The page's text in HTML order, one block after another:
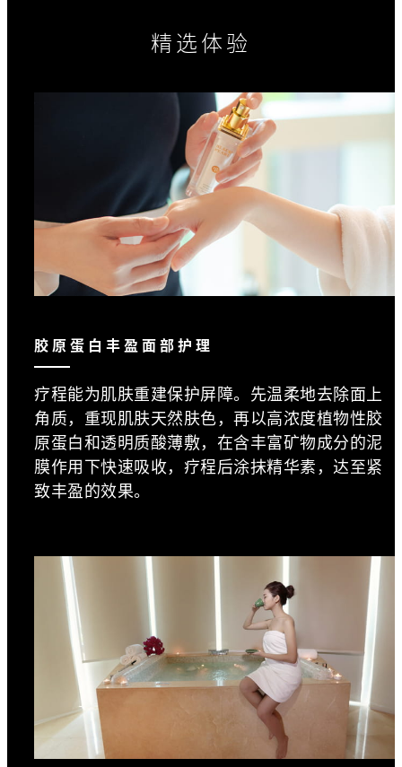
精选体验
胶原蛋白丰盈面部护理
疗程能为肌肤重建保护屏障。先温柔地去除面上
角质，重现肌肤天然肤色，再以高浓度植物性胶
原蛋白和透明质酸薄敷，在含丰富矿物成分的泥
膜作用下快速吸收，疗程后涂抹精华素，达至紧
致丰盈的效果。